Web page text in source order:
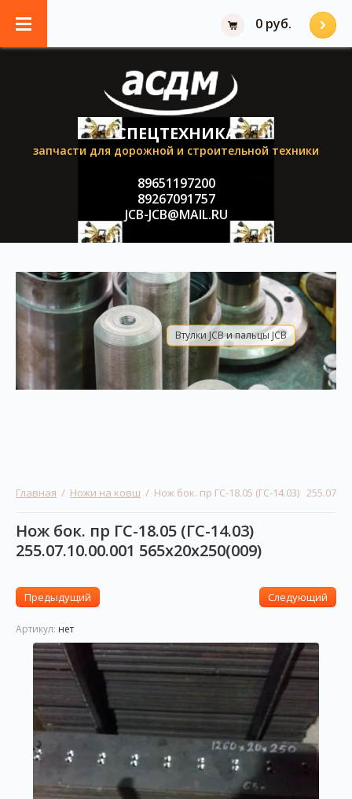
0 руб.
СПЕЦТЕХНИКА
запчасти для дорожной и строительной техники
89651197200
89267091757
JCB-JCB@MAIL.RU
Втулки JCB и пальцы JCB
Главная
  /
Ножи на ковш
/  Нож бок. пр ГС-18.05 (ГС-14.03)
Нож бок. пр ГС-18.05 (ГС-14.03)
255.07.10.00.001 565х20х250(009)
Предыдущий Следующий
Артикул: нет